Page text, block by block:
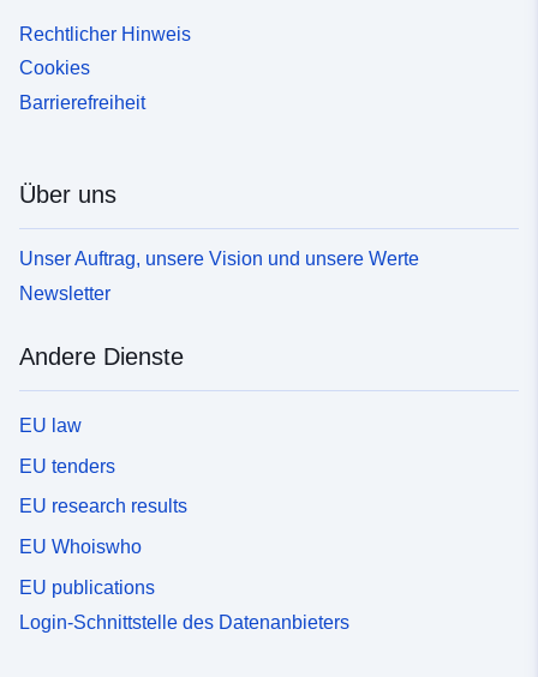
Rechtlicher Hinweis
Cookies
Barrierefreiheit
Über uns
Unser Auftrag, unsere Vision und unsere Werte
Newsletter
Andere Dienste
EU law
EU tenders
EU research results
EU Whoiswho
EU publications
Login-Schnittstelle des Datenanbieters